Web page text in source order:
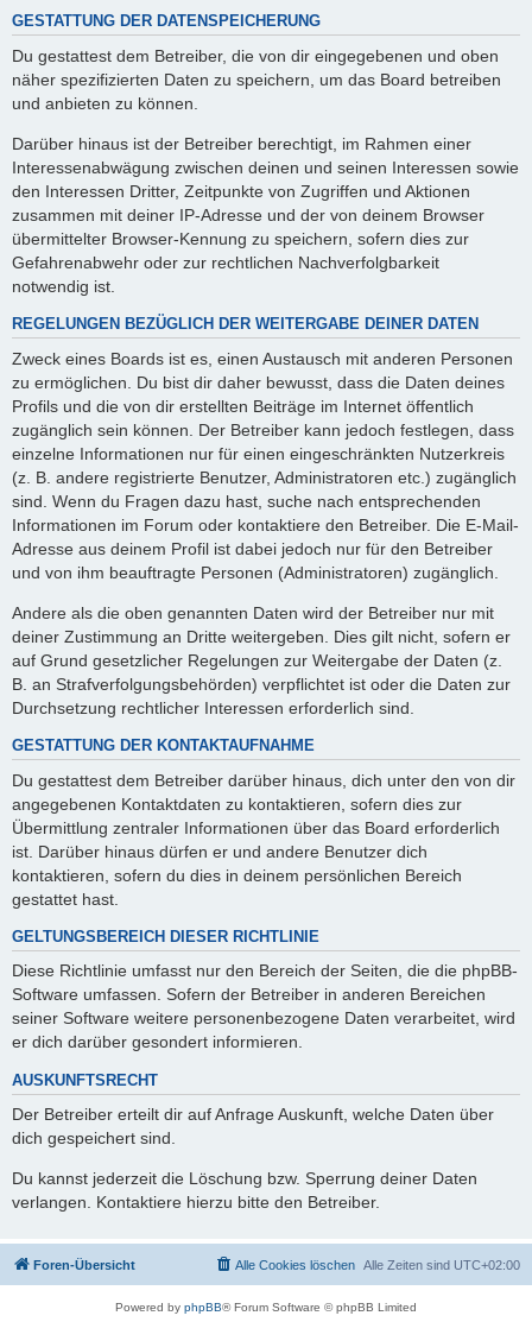
GESTATTUNG DER DATENSPEICHERUNG
Du gestattest dem Betreiber, die von dir eingegebenen und oben
näher spezifizierten Daten zu speichern, um das Board betreiben
und anbieten zu können.
Darüber hinaus ist der Betreiber berechtigt, im Rahmen einer
Interessenabwägung zwischen deinen und seinen Interessen sowie
den Interessen Dritter, Zeitpunkte von Zugriffen und Aktionen
zusammen mit deiner IP-Adresse und der von deinem Browser
übermittelter Browser-Kennung zu speichern, sofern dies zur
Gefahrenabwehr oder zur rechtlichen Nachverfolgbarkeit
notwendig ist.
REGELUNGEN BEZÜGLICH DER WEITERGABE DEINER DATEN
Zweck eines Boards ist es, einen Austausch mit anderen Personen
zu ermöglichen. Du bist dir daher bewusst, dass die Daten deines
Profils und die von dir erstellten Beiträge im Internet öffentlich
zugänglich sein können. Der Betreiber kann jedoch festlegen, dass
einzelne Informationen nur für einen eingeschränkten Nutzerkreis
(z. B. andere registrierte Benutzer, Administratoren etc.) zugänglich
sind. Wenn du Fragen dazu hast, suche nach entsprechenden
Informationen im Forum oder kontaktiere den Betreiber. Die E-Mail-
Adresse aus deinem Profil ist dabei jedoch nur für den Betreiber
und von ihm beauftragte Personen (Administratoren) zugänglich.
Andere als die oben genannten Daten wird der Betreiber nur mit
deiner Zustimmung an Dritte weitergeben. Dies gilt nicht, sofern er
auf Grund gesetzlicher Regelungen zur Weitergabe der Daten (z.
B. an Strafverfolgungsbehörden) verpflichtet ist oder die Daten zur
Durchsetzung rechtlicher Interessen erforderlich sind.
GESTATTUNG DER KONTAKTAUFNAHME
Du gestattest dem Betreiber darüber hinaus, dich unter den von dir
angegebenen Kontaktdaten zu kontaktieren, sofern dies zur
Übermittlung zentraler Informationen über das Board erforderlich
ist. Darüber hinaus dürfen er und andere Benutzer dich
kontaktieren, sofern du dies in deinem persönlichen Bereich
gestattet hast.
GELTUNGSBEREICH DIESER RICHTLINIE
Diese Richtlinie umfasst nur den Bereich der Seiten, die die phpBB-
Software umfassen. Sofern der Betreiber in anderen Bereichen
seiner Software weitere personenbezogene Daten verarbeitet, wird
er dich darüber gesondert informieren.
AUSKUNFTSRECHT
Der Betreiber erteilt dir auf Anfrage Auskunft, welche Daten über
dich gespeichert sind.
Du kannst jederzeit die Löschung bzw. Sperrung deiner Daten
verlangen. Kontaktiere hierzu bitte den Betreiber.
Foren-Übersicht Alle Zeiten sind UTC+02:00
Alle Cookies löschen
Powered by phpBB® Forum Software © phpBB Limited